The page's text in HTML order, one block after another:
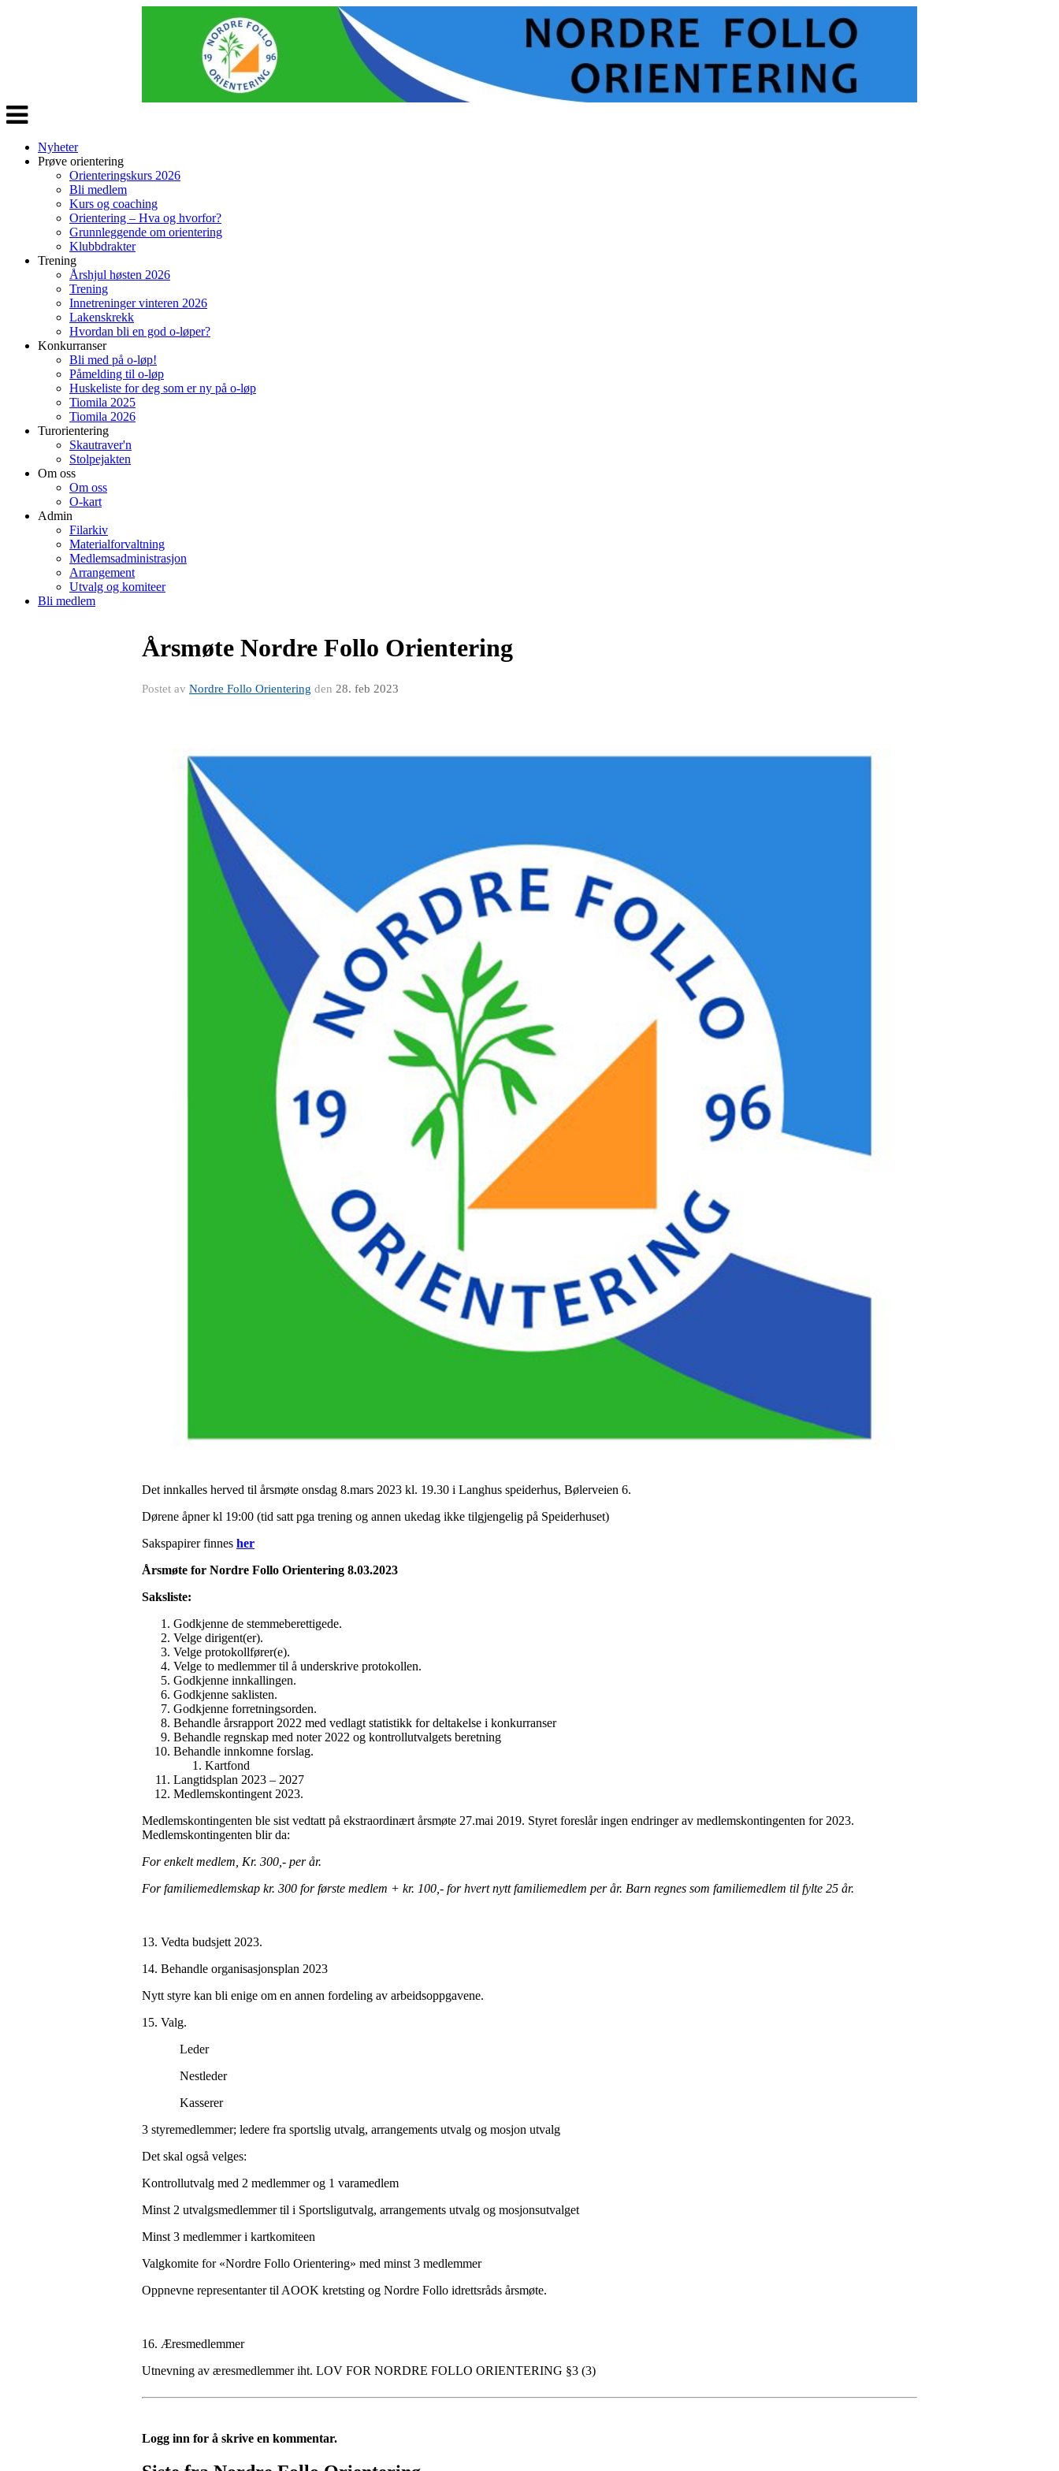
Veksle
navigasjon
Nyheter
Prøve orientering
Orienteringskurs 2026
Bli medlem
Kurs og coaching
Orientering – Hva og hvorfor?
Grunnleggende om orientering
Klubbdrakter
Trening
Årshjul høsten 2026
Trening
Innetreninger vinteren 2026
Lakenskrekk
Hvordan bli en god o-løper?
Konkurranser
Bli med på o-løp!
Påmelding til o-løp
Huskeliste for deg som er ny på o-løp
Tiomila 2025
Tiomila 2026
Turorientering
Skautraver'n
Stolpejakten
Om oss
Om oss
O-kart
Admin
Filarkiv
Materialforvaltning
Medlemsadministrasjon
Arrangement
Utvalg og komiteer
Bli medlem
Årsmøte Nordre Follo Orientering
Postet av Nordre Follo Orientering den 28. feb 2023
Det innkalles herved til årsmøte onsdag 8.mars 2023 kl. 19.30 i Langhus speiderhus, Bølerveien 6.
Dørene åpner kl 19:00 (tid satt pga trening og annen ukedag ikke tilgjengelig på Speiderhuset)
Sakspapirer finnes her
Årsmøte for Nordre Follo Orientering 8.03.2023
Saksliste:
Godkjenne de stemmeberettigede.
Velge dirigent(er).
Velge protokollfører(e).
Velge to medlemmer til å underskrive protokollen.
Godkjenne innkallingen.
Godkjenne saklisten.
Godkjenne forretningsorden.
Behandle årsrapport 2022 med vedlagt statistikk for deltakelse i konkurranser
Behandle regnskap med noter 2022 og kontrollutvalgets beretning
Behandle innkomne forslag.
Kartfond
Langtidsplan 2023 – 2027
Medlemskontingent 2023.
Medlemskontingenten ble sist vedtatt på ekstraordinært årsmøte 27.mai 2019. Styret foreslår ingen endringer av medlemskontingenten for 2023.
Medlemskontingenten blir da:
For enkelt medlem, Kr. 300,- per år.
For familiemedlemskap kr. 300 for første medlem + kr. 100,- for hvert nytt familiemedlem per år. Barn regnes som familiemedlem til fylte 25 år.
13. Vedta budsjett 2023.
14. Behandle organisasjonsplan 2023
Nytt styre kan bli enige om en annen fordeling av arbeidsoppgavene.
15. Valg.
Leder
Nestleder
Kasserer
3 styremedlemmer; ledere fra sportslig utvalg, arrangements utvalg og mosjon utvalg
Det skal også velges:
Kontrollutvalg med 2 medlemmer og 1 varamedlem
Minst 2 utvalgsmedlemmer til i Sportsligutvalg, arrangements utvalg og mosjonsutvalget
Minst 3 medlemmer i kartkomiteen
Valgkomite for «Nordre Follo Orientering» med minst 3 medlemmer
Oppnevne representanter til AOOK kretsting og Nordre Follo idrettsråds årsmøte.
16. Æresmedlemmer
Utnevning av æresmedlemmer iht. LOV FOR NORDRE FOLLO ORIENTERING §3 (3)
Logg inn for å skrive en kommentar.